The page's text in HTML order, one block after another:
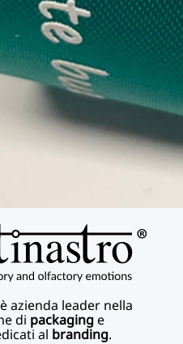
è azienda leader nella
di packaginge
al branding.